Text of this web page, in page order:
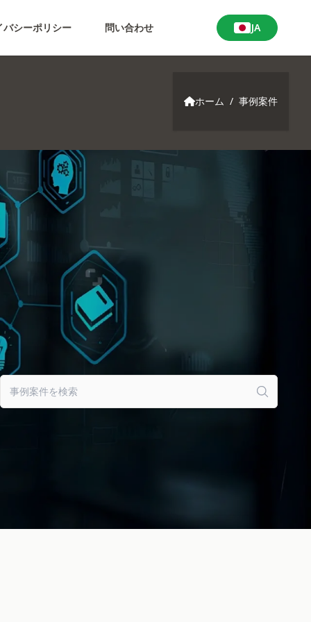
バシーポリシー 問い合わせ JA
Locale Switcher
ホーム / 事例案件
事例案件を検索